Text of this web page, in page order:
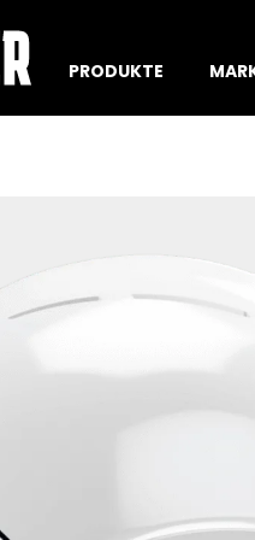
PRODUKTE